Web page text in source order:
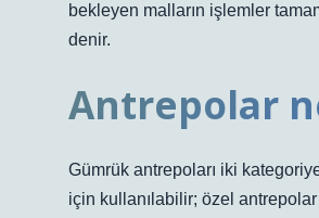
bekleyen malların işlemler
denir.
Antrepolar
Gümrük antrepoları iki
için kullanılabilir; özel